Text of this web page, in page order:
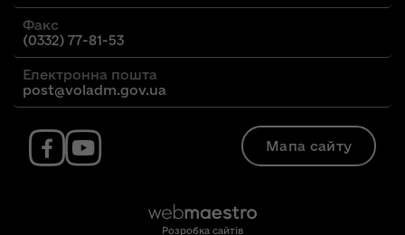
Факс
(0332) 77-81-53
Електронна пошта
post@voladm.gov.ua
Мапа сайту
Розробка сайтів